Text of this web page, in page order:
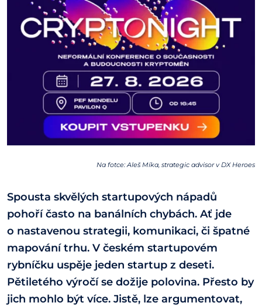
Na fotce: Aleš Míka, strategic advisor v DX Heroes
Spousta skvělých startupových nápadů
pohoří často na banálních chybách. Ať jde
o nastavenou strategii, komunikaci, či špatné
mapování trhu. V českém startupovém
rybníčku uspěje jeden startup z deseti.
Pětiletého výročí se dožije polovina. Přesto by
jich mohlo být více. Jistě, lze argumentovat,